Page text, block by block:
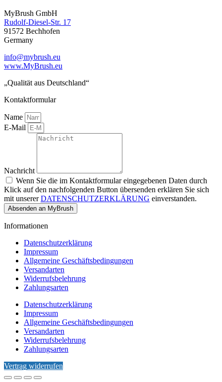
MyBrush GmbH
Rudolf-Diesel-Str. 17
91572 Bechhofen
Germany
info@mybrush.eu
www.MyBrush.eu
„Qualität aus Deutschland“
Kontaktformular
Name
E-Mail
Nachricht
Wenn Sie die im Kontaktformular eingegebenen Daten durch
Klick auf den nachfolgenden Button übersenden erklären Sie sich
mit unsererDATENSCHUTZERKLÄRUNG einverstanden.
Absenden an MyBrush
Informationen
Datenschutzerklärung
Impressum
Allgemeine Geschäftsbedingungen
Versandarten
Widerrufsbelehrung
Zahlungsarten
Datenschutzerklärung
Impressum
Allgemeine Geschäftsbedingungen
Versandarten
Widerrufsbelehrung
Zahlungsarten
Vertrag widerrufen